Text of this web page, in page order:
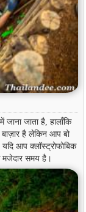
जाता है, हालाँकि
है लेकिन आप बो
आप क्लॉस्ट्रोफोबिक
मजेदार समय है।